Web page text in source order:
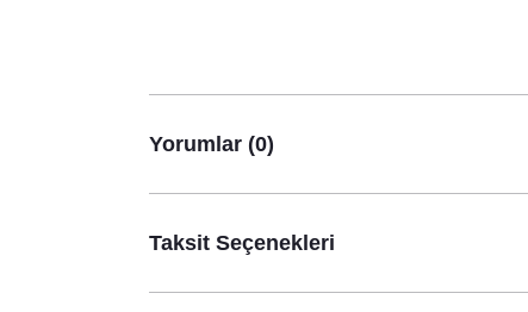
Yorumlar (0)
Taksit Seçenekleri